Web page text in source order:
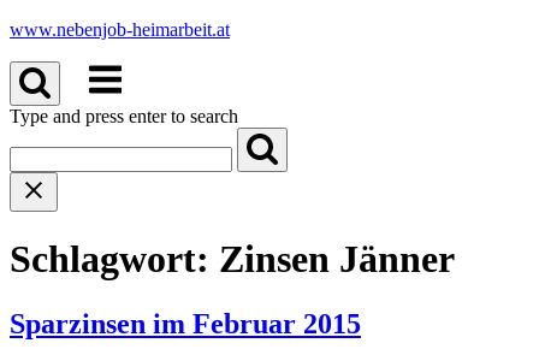
Skip
content
www.nebenjob-heimarbeit.at
Menu
Type and press enter to search
Schlagwort: Zinsen Jänner
Sparzinsen im Februar 2015